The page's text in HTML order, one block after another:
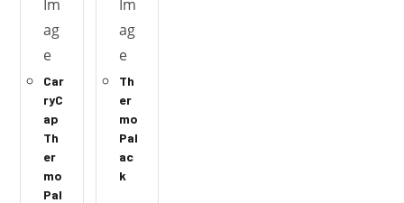
Car
ryC
ap
Th
er
mo
Pal
Th
er
mo
Pal
ac
k